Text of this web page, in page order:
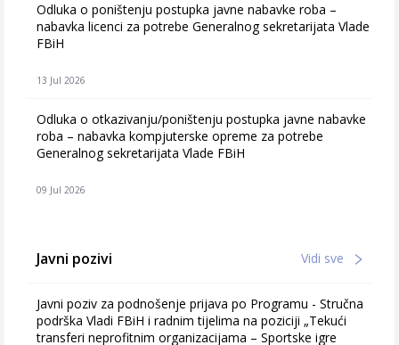
Odluka o poništenju postupka javne nabavke roba –
nabavka licenci za potrebe Generalnog sekretarijata Vlade
FBiH
13 Jul 2026
Odluka o otkazivanju/poništenju postupka javne nabavke
roba – nabavka kompjuterske opreme za potrebe
Generalnog sekretarijata Vlade FBiH
09 Jul 2026
Javni pozivi Vidi sve
Javni poziv za podnošenje prijava po Programu - Stručna
podrška Vladi FBiH i radnim tijelima na poziciji „Tekući
transferi neprofitnim organizacijama – Sportske igre